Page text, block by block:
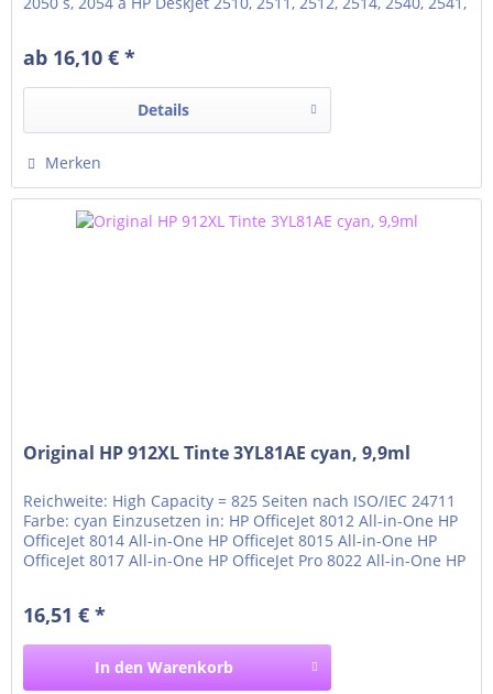
a, 3054 a HP DeskJet 3055,...
ab 16,10 € *
Details
Merken
Original HP 912XL Tinte 3YL81AE cyan, 9,9ml
Reichweite: High Capacity = 825 Seiten nach ISO/IEC 24711
Farbe: cyan Einzusetzen in: HP OfficeJet 8012 All-in-One HP
OfficeJet 8014 All-in-One HP OfficeJet 8015 All-in-One HP
OfficeJet 8017 All-in-One HP OfficeJet Pro 8022 All-in-One HP
16,51 € *
In den Warenkorb